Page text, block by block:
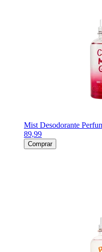
Mist Desodorante
89,99
Comprar